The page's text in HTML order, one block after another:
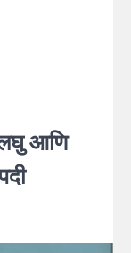
आणि